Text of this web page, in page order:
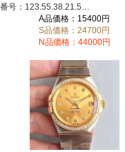
番号：123.55.38.21.52.008
A品価格：15400円
S品価格：24700円
N品価格：44000円